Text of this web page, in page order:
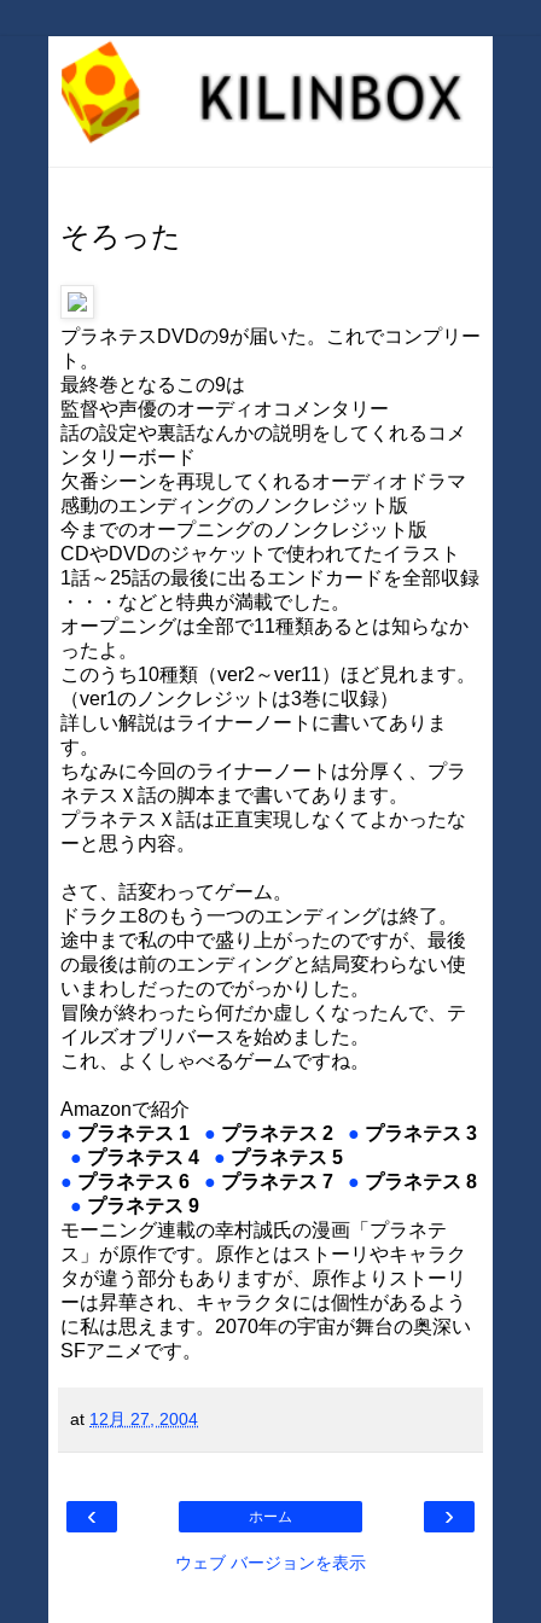
そろった
プラネテスDVDの9が届いた。これでコンプリー
ト。
最終巻となるこの9は
監督や声優のオーディオコメンタリー
話の設定や裏話なんかの説明をしてくれるコメ
ンタリーボード
欠番シーンを再現してくれるオーディオドラマ
感動のエンディングのノンクレジット版
今までのオープニングのノンクレジット版
CDやDVDのジャケットで使われてたイラスト
1話～25話の最後に出るエンドカードを全部収録
・・・などと特典が満載でした。
オープニングは全部で11種類あるとは知らなか
ったよ。
このうち10種類（ver2～ver11）ほど見れます。
（ver1のノンクレジットは3巻に収録）
詳しい解説はライナーノートに書いてありま
す。
ちなみに今回のライナーノートは分厚く、プラ
ネテスＸ話の脚本まで書いてあります。
プラネテスＸ話は正直実現しなくてよかったな
ーと思う内容。
さて、話変わってゲーム。
ドラクエ8のもう一つのエンディングは終了。
途中まで私の中で盛り上がったのですが、最後
の最後は前のエンディングと結局変わらない使
いまわしだったのでがっかりした。
冒険が終わったら何だか虚しくなったんで、テ
イルズオブリバースを始めました。
これ、よくしゃべるゲームですね。
Amazonで紹介
● プラネテス 1 ● プラネテス 2 ● プラネテス 3
● プラネテス 4 ● プラネテス 5
● プラネテス 6 ● プラネテス 7 ● プラネテス 8
● プラネテス 9
モーニング連載の幸村誠氏の漫画「プラネテ
ス」が原作です。原作とはストーリやキャラク
タが違う部分もありますが、原作よりストーリ
ーは昇華され、キャラクタには個性があるよう
に私は思えます。2070年の宇宙が舞台の奥深い
SFアニメです。
at 12月 27, 2004
‹ ›
ホーム
ウェブ バージョンを表示